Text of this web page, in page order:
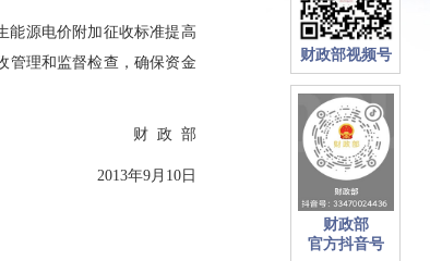
财政部视频号
财政部
官方抖音号
源电价附加征收标准提高
管理和监督检查，确保资金
财 政 部
2013年9月10日